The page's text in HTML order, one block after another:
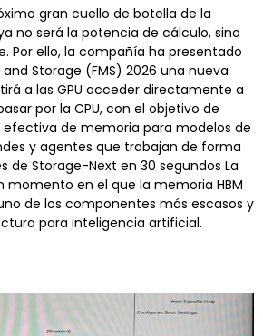
gran cuello de botella de la
no será la potencia de cálculo, sino
Por ello, la compañía ha presentado
Storage (FMS) 2026 una nueva
a las GPU acceder directamente a
por la CPU, con el objetivo de
de memoria para modelos de
y agentes que trabajan de forma
de Storage-Next en 30 segundos La
momento en el que la memoria HBM
de los componentes más escasos y
para inteligencia artificial.